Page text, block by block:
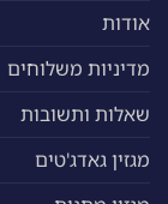
אודות
מדיניות משלוחים
שאלות ותשובות
מגזין גאדג'טים